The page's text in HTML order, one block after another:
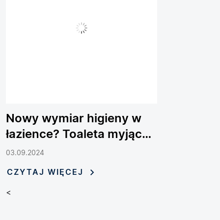
Nowy wymiar higieny w
łazience? Toaleta myjąca
Dakota 2.2
03.09.2024
CZYTAJ WIĘCEJ
<